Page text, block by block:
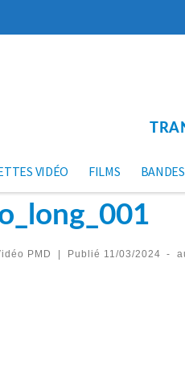
VIDÉO FILMS
PMD Publié 11/03/2024 -